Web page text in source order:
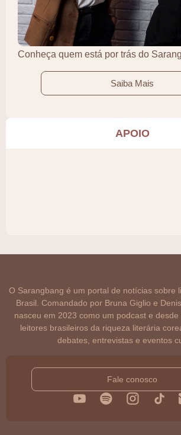
Conheça quem está por trás do
Saiba Mais
APOIO
O Sarangbang é um portal de notícias sobre
Brasil. Comandado por Bruna Giglio e
nasceu em 2023 como um podcast e
leitores brasileiros da riqueza literária
debates, entrevistas e eventos
Fale conosco